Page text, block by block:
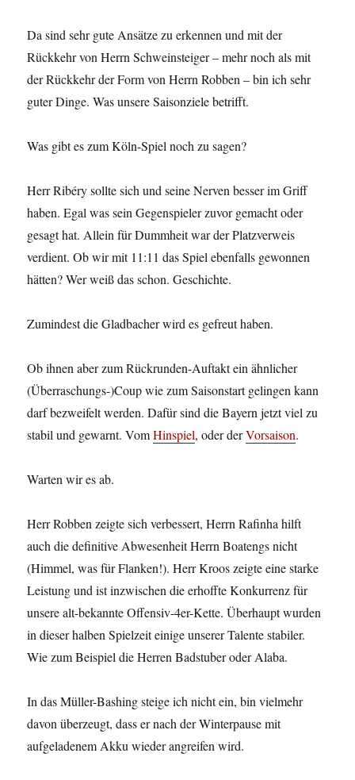
Da sind sehr gute Ansätze zu erkennen und mit der
Rückkehr von Herrn Schweinsteiger – mehr noch als mit
der Rückkehr der Form von Herrn Robben – bin ich sehr
guter Dinge. Was unsere Saisonziele betrifft.
Was gibt es zum Köln-Spiel noch zu sagen?
Herr Ribéry sollte sich und seine Nerven besser im Griff
haben. Egal was sein Gegenspieler zuvor gemacht oder
gesagt hat. Allein für Dummheit war der Platzverweis
verdient. Ob wir mit 11:11 das Spiel ebenfalls gewonnen
hätten? Wer weiß das schon. Geschichte.
Zumindest die Gladbacher wird es gefreut haben.
Ob ihnen aber zum Rückrunden-Auftakt ein ähnlicher
(Überraschungs-)Coup wie zum Saisonstart gelingen kann
darf bezweifelt werden. Dafür sind die Bayern jetzt viel zu
stabil und gewarnt. VomHinspiel, oder derVorsaison.
Warten wir es ab.
Herr Robben zeigte sich verbessert, Herrn Rafinha hilft
auch die definitive Abwesenheit Herrn Boatengs nicht
(Himmel, was für Flanken!). Herr Kroos zeigte eine starke
Leistung und ist inzwischen die erhoffte Konkurrenz für
unsere alt-bekannte Offensiv-4er-Kette. Überhaupt wurden
in dieser halben Spielzeit einige unserer Talente stabiler.
Wie zum Beispiel die Herren Badstuber oder Alaba.
In das Müller-Bashing steige ich nicht ein, bin vielmehr
davon überzeugt, dass er nach der Winterpause mit
aufgeladenem Akku wieder angreifen wird.